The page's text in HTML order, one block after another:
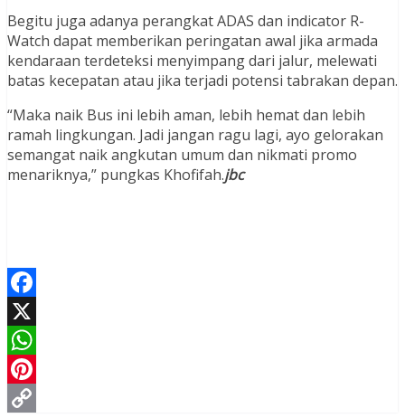
Begitu juga adanya perangkat ADAS dan indicator R-
Watch dapat memberikan peringatan awal jika armada
kendaraan terdeteksi menyimpang dari jalur, melewati
batas kecepatan atau jika terjadi potensi tabrakan depan.
“Maka naik Bus ini lebih aman, lebih hemat dan lebih
ramah lingkungan. Jadi jangan ragu lagi, ayo gelorakan
semangat naik angkutan umum dan nikmati promo
menariknya,” pungkas Khofifah.jbc
Facebook
X
WhatsApp
Pinterest